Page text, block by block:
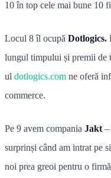
10 în top cele mai bune 10
Locul 8 îl ocupă Dotlogics.
lungul timpului și premii de
ul dotlogics.com ne oferă
commerce.
Pe 9 avem compania Jakt –
surprinși când am intrat pe
noi prea greoi pentru o